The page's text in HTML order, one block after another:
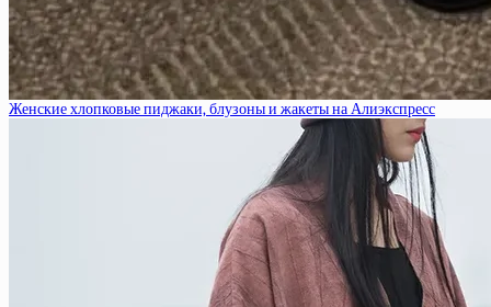
Женские хлопковые пиджаки, блузоны и жакеты на Алиэкспресс